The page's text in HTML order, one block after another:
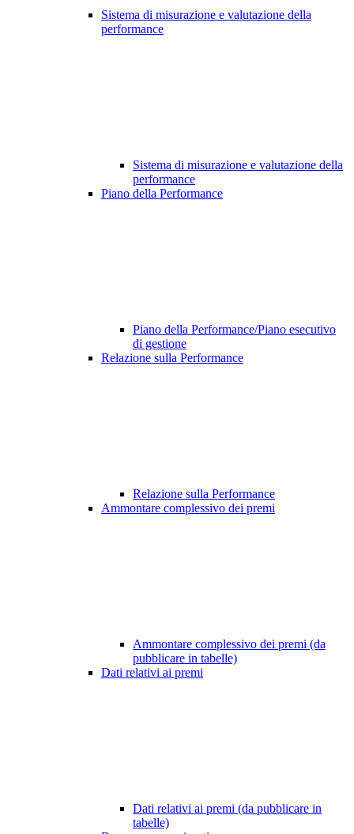
Sistema di misurazione e valutazione della
performance
Sistema di misurazione e valutazione della
performance
Piano della Performance
Piano della Performance/Piano esecutivo
di gestione
Relazione sulla Performance
Relazione sulla Performance
Ammontare complessivo dei premi
Ammontare complessivo dei premi (da
pubblicare in tabelle)
Dati relativi ai premi
Dati relativi ai premi (da pubblicare in
tabelle)